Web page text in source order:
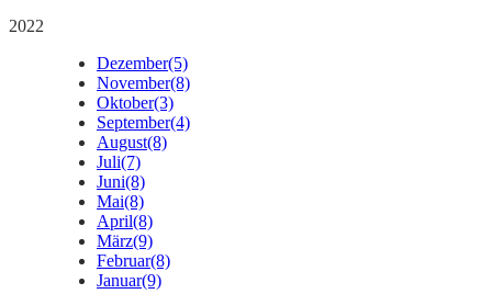
2022
Dezember(5)
November(8)
Oktober(3)
September(4)
August(8)
Juli(7)
Juni(8)
Mai(8)
April(8)
März(9)
Februar(8)
Januar(9)